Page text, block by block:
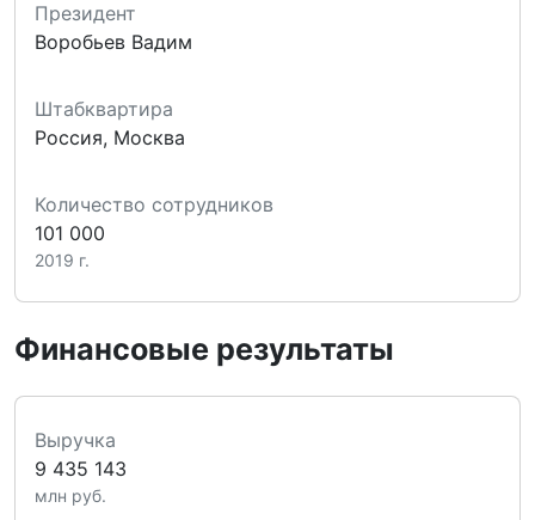
Президент
Воробьев Вадим
Штабквартира
Россия, Москва
Количество сотрудников
101 000
2019 г.
Финансовые результаты
Выручка
9 435 143
млн руб.